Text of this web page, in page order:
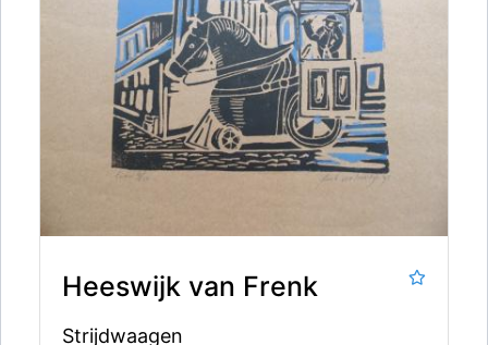
Heeswijk van Frenk
Strijdwaagen